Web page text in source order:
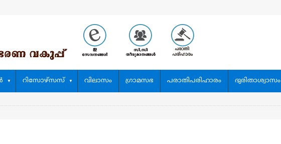
റിസോഴ്സസ് വിലാസം ഗ്രാമസഭ പരാതിപരിഹാരം ദുരിതാശ്വാസം